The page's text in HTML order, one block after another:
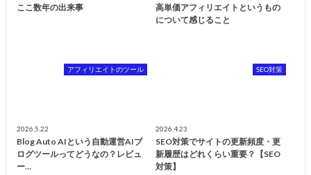
ここ数年の出来事
高単価アフィリエイトというもの
について感じること
アフィリエイトのツール
2026.5.22
Blog Auto AIという自動運営AIブ
ログツールってどうなの？レビュ
ー…
SEO対策
2026.4.23
SEO対策でサイトの更新頻度・更
新履歴はどれくらい重要？【SEO
対策】